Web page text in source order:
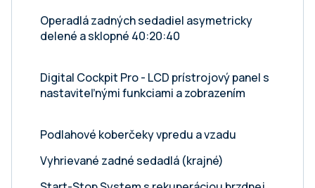
Operadlá zadných sedadiel asymetricky
delené a sklopné 40:20:40
Digital Cockpit Pro - LCD prístrojový panel s
nastaviteľnými funkciami a zobrazením
Podlahové koberčeky vpredu a vzadu
Vyhrievané zadné sedadlá (krajné)